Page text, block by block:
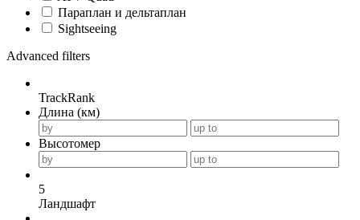
Параплан и дельтаплан
Sightseeing
Advanced filters
TrackRank
Длина (км)
Высотомер
5
Ландшафт